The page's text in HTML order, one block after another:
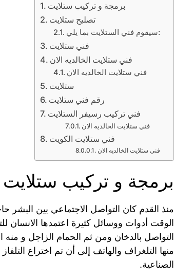
برمجة و تركيب ستلايت
تصليح ستلايت
سيقوم فني الستلايت بما يلي:
فني ستلايت
فني ستلايت الخالديه الان
فني ستلايت الخالديه الان
ستلايت
رقم فني ستلايت
فني تركيب رسيفر الستلايت
فني ستلايت الخالديه الان
فني ستلايت الكويت
فني ستلايت الخالديه الان
برمجة و تركيب ستلايت
منذ القدم كان التواصل الاجتماعي بين
الوقت أدوات ووسائل كثيرة اعتمدها الانسان
التواصل بالدخان ومن ثم الحمام الزاجل و منه
منها التلغراف والهاتف إلى أن تم اختراع
الصناعية.